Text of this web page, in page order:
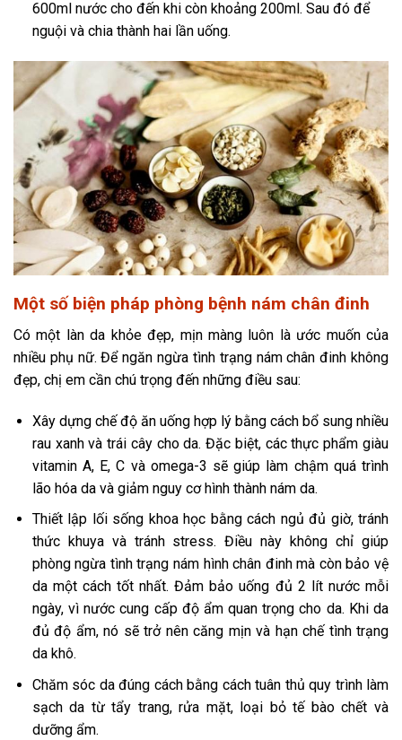
600ml nước cho đến khi còn khoảng 200ml. Sau đó để
nguội và chia thành hai lần uống.
Một số biện pháp phòng bệnh nám chân đinh
Có một làn da khỏe đẹp, mịn màng luôn là ước muốn của
nhiều phụ nữ. Để ngăn ngừa tình trạng nám chân đinh không
đẹp, chị em cần chú trọng đến những điều sau:
Xây dựng chế độ ăn uống hợp lý bằng cách bổ sung nhiều
rau xanh và trái cây cho da. Đặc biệt, các thực phẩm giàu
vitamin A, E, C và omega-3 sẽ giúp làm chậm quá trình
lão hóa da và giảm nguy cơ hình thành nám da.
Thiết lập lối sống khoa học bằng cách ngủ đủ giờ, tránh
thức khuya và tránh stress. Điều này không chỉ giúp
phòng ngừa tình trạng nám hình chân đinh mà còn bảo vệ
da một cách tốt nhất. Đảm bảo uống đủ 2 lít nước mỗi
ngày, vì nước cung cấp độ ẩm quan trọng cho da. Khi da
đủ độ ẩm, nó sẽ trở nên căng mịn và hạn chế tình trạng
da khô.
Chăm sóc da đúng cách bằng cách tuân thủ quy trình làm
sạch da từ tẩy trang, rửa mặt, loại bỏ tế bào chết và
dưỡng ẩm.